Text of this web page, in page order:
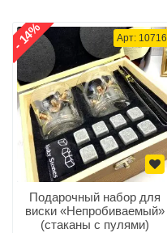
Арт: 10716
Подарочный набор для
виски «Непробиваемый»
(стаканы с пулями)
- 14%